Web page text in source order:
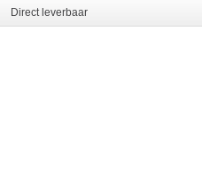
Direct leverbaar